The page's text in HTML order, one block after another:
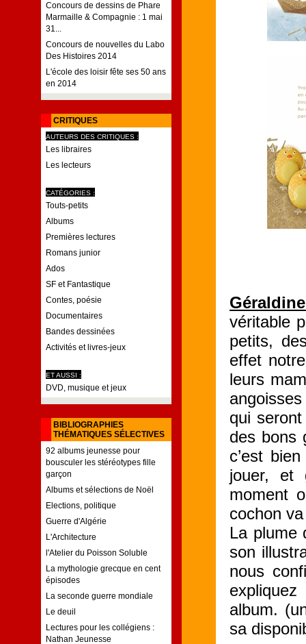
Concours de dessins de Phare
Marmaille & Compagnie : 1 mai
31...
Concours de nouvelles du Labo
Des Histoires 2014
L'école des loisir fête ses 50 ans
en 2014
CRITIQUES
AUTEURS DES CRITIQUES :
Les libraires
Les lecteurs
CATÉGORIES :
Touts-petits
Albums
Premières lectures
Romans junior
Ados
SF et Fantastique
Contes, poésie
Documentaires
Bandes dessinées
Activités et livres-jeux
ET AUSSI :
DVD, musique et jeux
BIBLIOGRAPHIES
THÉMATIQUES SÉLECTIVES
92 albums jeunesse pour
bousculer les stéréotypes fille
garçon
Albums et sélections de Noël
Elections, politique
Guerre d'Algérie
L'Architecture
l'Atelier du Poisson Soluble
La mythologie grecque en cent
épisodes
La seconde guerre mondiale
Le deuil
Lectures pour les collégiens :
Nathan Jeunesse
véritable
petits,
effet
leurs
qui
des bons
c’est
jouer, et
moment
cochon
La plume
son
nous
album.
sa